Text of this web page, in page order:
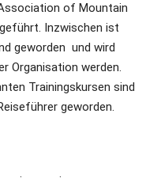
of Mountain
Inzwischen ist
geworden und wird
Organisation werden.
Trainingskursen sind
geworden.